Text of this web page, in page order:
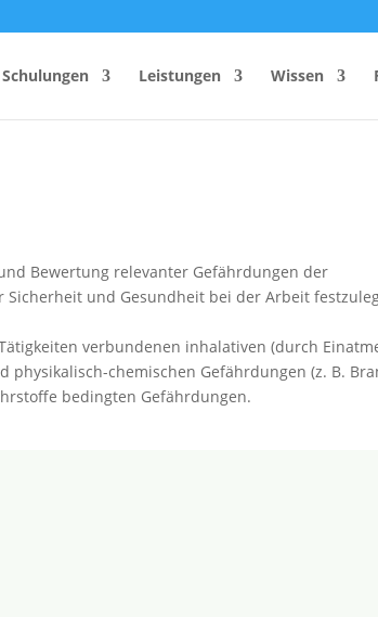
Leistungen Wissen
Einsatzzeitenrechner DGUV
Vorschrift 2
Schneelast-Rechner
Zurrmittel & Ladungssicherung
Bewertung relevanter Gefährdungen der
und Gesundheit bei der Arbeit
verbundenen inhalativen (durch
physikalisch-chemischen Gefährdungen (z. B.
bedingten Gefährdungen.